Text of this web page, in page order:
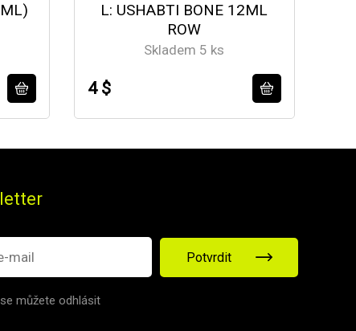
L: USHABTI BONE 12ML
ROW
Skladem 5 ks
4 $
Potvrdit
můžete odhlásit